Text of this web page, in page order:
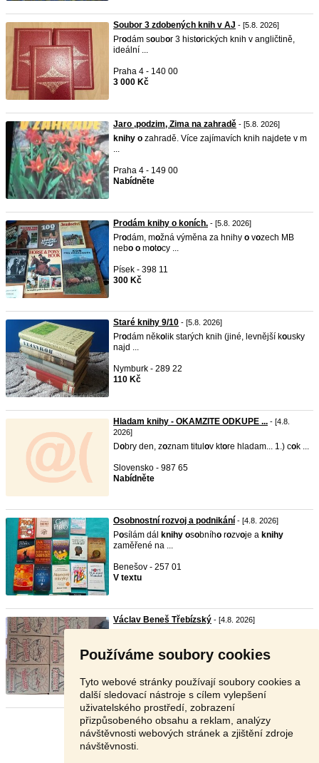
Používáme soubory cookies
Tyto webové stránky používají soubory cookies a
další sledovací nástroje s cílem vylepšení
uživatelského prostředí, zobrazení
přizpůsobeného obsahu a reklam, analýzy
návštěvnosti webových stránek a zjištění zdroje
návštěvnosti.
Soubor 3 zdobených knih v AJ - [5.8. 2026]
Prodám soubor 3 historických knih v angličtině,
ideální ...
Praha 4 - 140 00
3 000 Kč
Jaro ,podzim, Zima na zahradě - [5.8. 2026]
knihy o zahradě. Více zajímavích knih najdete v m
...
Praha 4 - 149 00
Nabídněte
Prodám knihy o koních. - [5.8. 2026]
Prodám, možná výměna za hnihy o vozech MB
nebo o motocy ...
Písek - 398 11
300 Kč
Staré knihy 9/10 - [5.8. 2026]
Prodám něko lik starých knih (jiné, levnější kousky
najd ...
Nymburk - 289 22
110 Kč
Hladam knihy - OKAMZITE ODKUPE ... - [4.8.
2026]
Dobry den, zoznam titul ov ktore hladam... 1.) cok ...
Slovensko - 987 65
Nabídněte
Osobnostní rozvoj a podnikání - [4.8. 2026]
Posílám dál knihy osobního rozvoje a knihy
zaměřené na ...
Benešov - 257 01
V textu
Václav Beneš Třebízský - [4.8. 2026]
Nabídněte
Stránka: 1 2 3 Další